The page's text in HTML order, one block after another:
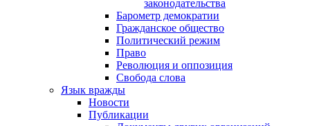
законодательства
Барометр демократии
Гражданское общество
Политический режим
Право
Революция и оппозиция
Свобода слова
Язык вражды
Новости
Публикации